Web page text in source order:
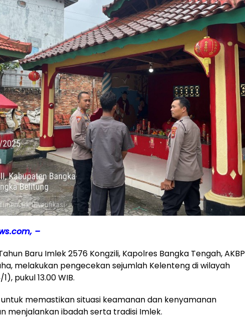
–
Baru Imlek 2576 Kongzili, Kapolres Bangka Tengah, AKBP
melakukan pengecekan sejumlah Kelenteng di wilayah
pukul 13.00 WIB.
memastikan situasi keamanan dan kenyamanan
menjalankan ibadah serta tradisi Imlek.